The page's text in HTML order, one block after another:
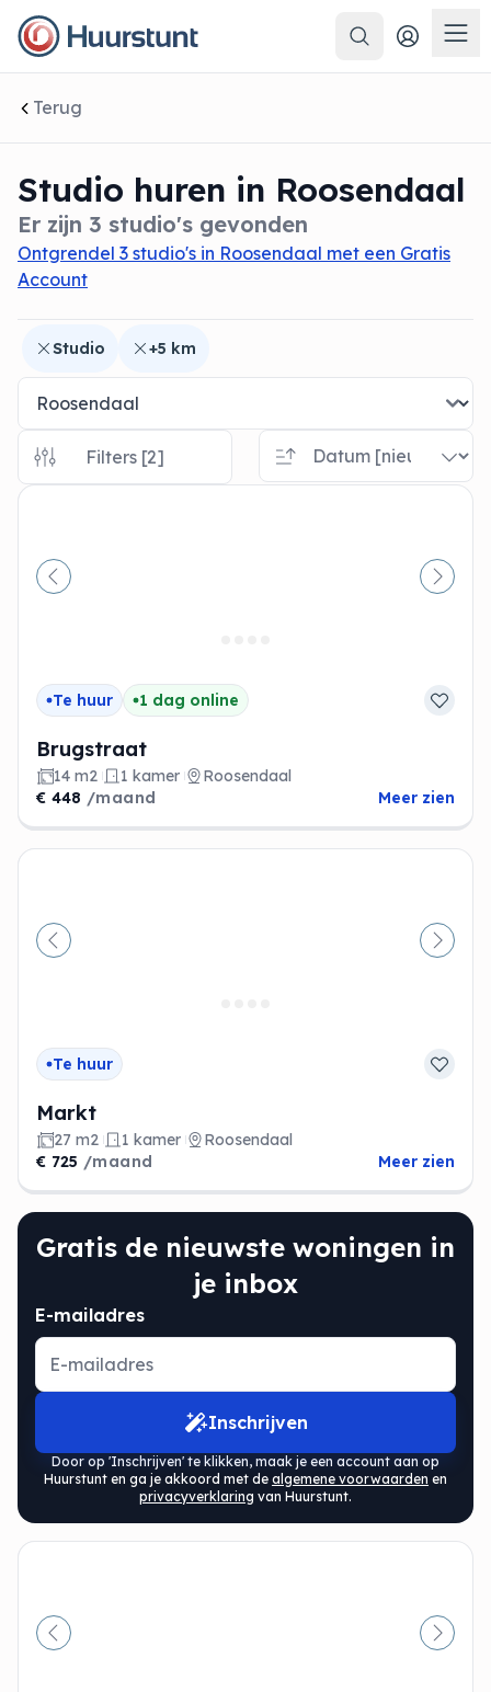
Zoeken
Terug
Studio huren in Roosendaal
Er zijn 3 studio's gevonden
Ontgrendel 3 studio's in Roosendaal met een Gratis
Account
sluiten
Studio +5 km
Filters [2]
Vorige
Te huur 1 dag online
Brugstraat
14 m2 1 kamer
Roosendaal
€ 448 /maand Meer zien
Vorige
Te huur
Markt
27 m2 1 kamer
Roosendaal
€ 725 /maand Meer zien
Gratis de nieuwste woningen in
je inbox
E-mailadres
Inschrijven
Door op 'Inschrijven' te klikken, maak je een account aan op
Huurstunt en ga je akkoord met de algemene voorwaarden en
privacyverklaring van Huurstunt.
Vorige